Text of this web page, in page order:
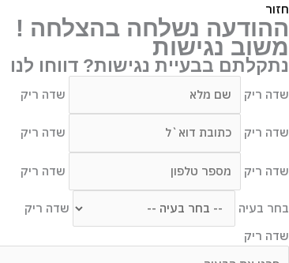
חזור
ההודעה נשלחה בהצלחה !
משוב נגישות
נתקלתם בבעיית נגישות? דווחו לנו
שדה ריק שדה ריק
שדה ריק שדה ריק
שדה ריק שדה ריק
בחר בעיה
שדה ריק
שדה ריק